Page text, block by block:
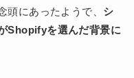
頭にあったようで、 シ
Shopifyを選んだ背景に